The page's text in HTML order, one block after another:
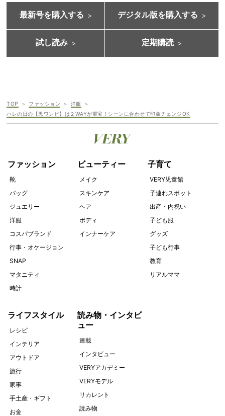
最新号を購入する デジタル版を購入する
試し読み 定期購読
TOP ファッション
洋服
ハレの日の【黒ワンピ】は２WAYが重宝！シーンに合わせて印象チェンジOK
ファッション
靴
バッグ
ジュエリー
洋服
コスパブランド
行事・オケージョン
SNAP
マタニティ
時計
ビューティー
メイク
スキンケア
ヘア
ボディ
インナーケア
子育て
VERY児童館
子連れスポット
出産・内祝い
子ども服
グッズ
子ども行事
教育
リアルママ
ライフスタイル
レシピ
インテリア
アウトドア
旅行
家事
手土産・ギフト
お金
読み物・インタビ
ュー
連載
インタビュー
VERYアカデミー
VERYモデル
リカレント
読み物